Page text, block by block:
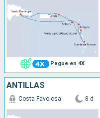
Pague en 4X
ANTILLAS
Costa Favolosa 8 d